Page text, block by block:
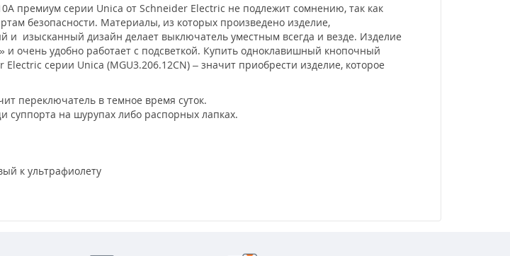
премиум серии Unica от Schneider Electric не подлежит сомнению, так как
безопасности. Материалы, из которых произведено изделие,
изысканный дизайн делает выключатель уместным всегда и везде. Изделие
и очень удобно работает с подсветкой. Купить одноклавишный кнопочный
серии Unica (MGU3.206.12СN) – значит приобрести изделие, которое
переключатель в темное время суток.
на шурупах либо распорных лапках.
к ультрафиолету